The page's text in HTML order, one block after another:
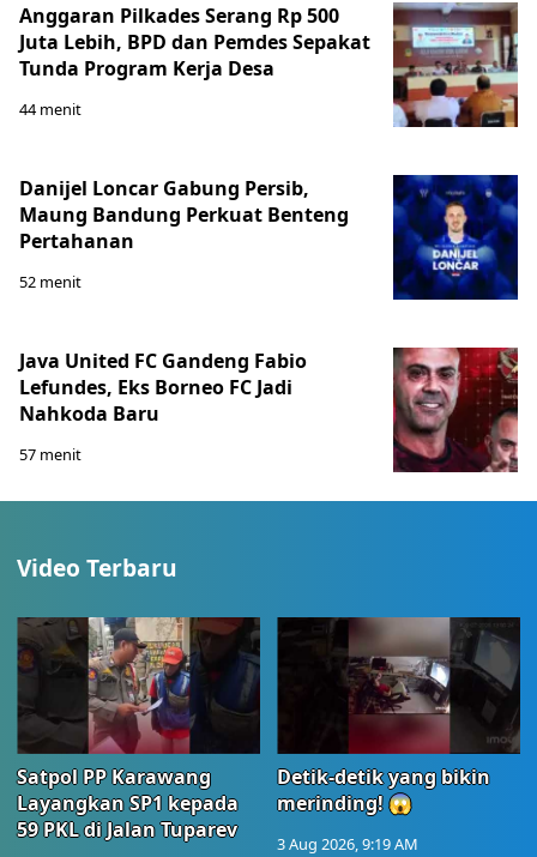
Anggaran Pilkades Serang Rp 500
Juta Lebih, BPD dan Pemdes Sepakat
Tunda Program Kerja Desa
44 menit
Danijel Loncar Gabung Persib,
Maung Bandung Perkuat Benteng
Pertahanan
52 menit
Java United FC Gandeng Fabio
Lefundes, Eks Borneo FC Jadi
Nahkoda Baru
57 menit
Video Terbaru
Satpol PP Karawang
Layangkan SP1 kepada
59 PKL di Jalan Tuparev
Detik-detik yang bikin
merinding! 😱
3 Aug 2026, 9:19 AM